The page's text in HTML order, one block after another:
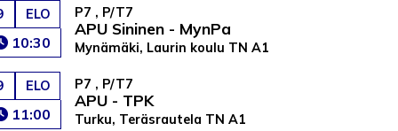
ELO
10:30
P7 , P/T7
APU Sininen - MynPa
Mynämäki, Laurin koulu TN A1
ELO
11:00
P7 , P/T7
APU - TPK
Turku, Teräsrautela TN A1